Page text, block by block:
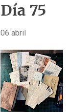
Día 75
06 abril